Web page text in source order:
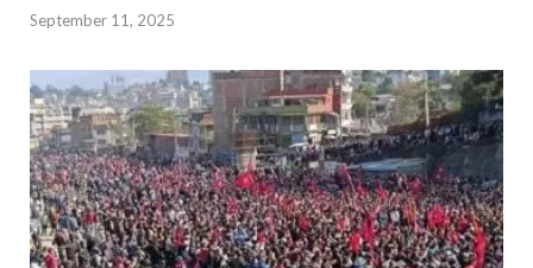
September 11, 2025